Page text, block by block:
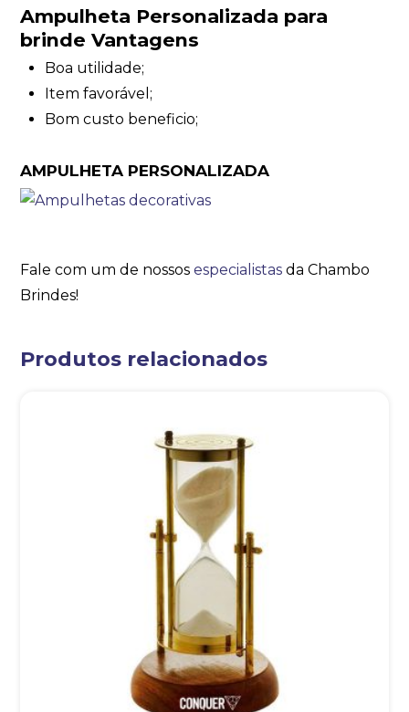
Ampulheta Personalizada para
brinde Vantagens
Boa utilidade;
Item favorável;
Bom custo beneficio;
AMPULHETA PERSONALIZADA
Fale com um de nossosespecialistas da Chambo
Brindes!
Produtos relacionados